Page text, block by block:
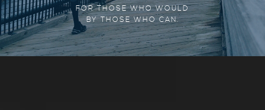
FOR THOSE WHO WOULD
BY THOSE WHO CAN.